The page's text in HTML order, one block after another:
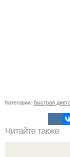
Категории: быстрая
Читайте также